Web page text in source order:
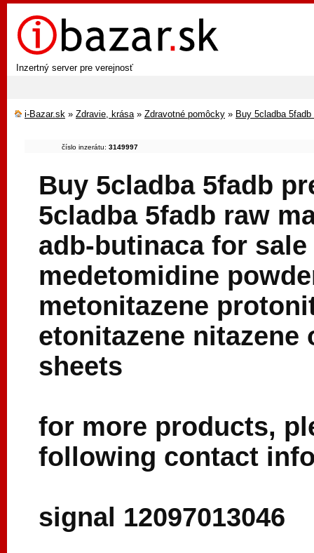
Inzertný server pre verejnosť
i-Bazar.sk » Zdravie, krása» Zdravotné pomôcky » Buy 5cladba
číslo inzerátu: 3149997
Buy 5cladba 5fadb
5cladba 5fadb raw
adb-butinaca for
medetomidine
metonitazene
etonitazene nitazene
sheets
for more products,
following contact
signal 12097013046